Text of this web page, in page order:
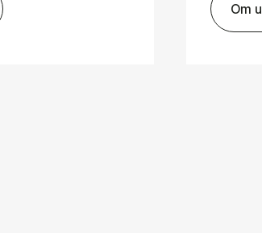
Ad­min­is­tra­tion and So­ci­ology
Om